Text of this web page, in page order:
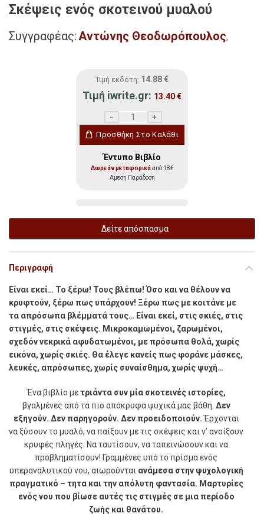
Σκέψεις ενός σκοτεινού μυαλού
Συγγραφέας:Αντώνης Θεοδωρόπουλος,
Τιμή εκδότη: 14.88 €
Τιμή iwrite.gr: 13.40€
Προσθήκη Στο Καλάθι
Έντυπο Βιβλίο
Δωρεάν μεταφορικάαπό 18€
Αμεση Παράδοση
Δείτε απόσπασμα
Περιγραφή
Είναι εκεί… Το ξέρω! Τους βλέπω! Όσο και να θέλουν να
κρυφτούν, ξέρω πως υπάρχουν! Ξέρω πως με κοιτάνε με
τα απρόσωπα βλέμματά τους… Είναι εκεί, στις σκιές, στις
στιγμές, στις σκέψεις. Μικροκαμωμένοι, ζαρωμένοι,
σχεδόν νεκρικά αφυδατωμένοι, με πρόσωπα θολά, χωρίς
εικόνα, χωρίς σκιές. Θα έλεγε κανείς πως φοράνε μάσκες,
λευκές, απρόσωπες, χωρίς συναίσθημα, χωρίς ψυχή…
Ένα βιβλίο μετριάντα συν μία σκοτεινές ιστορίες,
βγαλμένες από τα πιο απόκρυφα ψυχικά μας βάθη. Δεν
εξηγούν. Δεν παρηγορούν. Δεν προειδοποιούν.Έρχονται
να ξύσουν το μυαλό, να παίξουν με τις σκέψεις και ν’ ανοίξουν
κρυφές πληγές. Να ταυτίσουν, να ταπεινώσουν και να
προβληματίσουν! Γραμμένες υπό το πρίσμα ενός
υπεραναλυτικού νου, αιωρούνται ανάμεσα στην ψυχολογική
πραγματικό – τητα και την απόλυτη φαντασία. Μαρτυρίες
ενός νου που βίωσε αυτές τις στιγμές σε μια περίοδο
ζωής και θανάτου.